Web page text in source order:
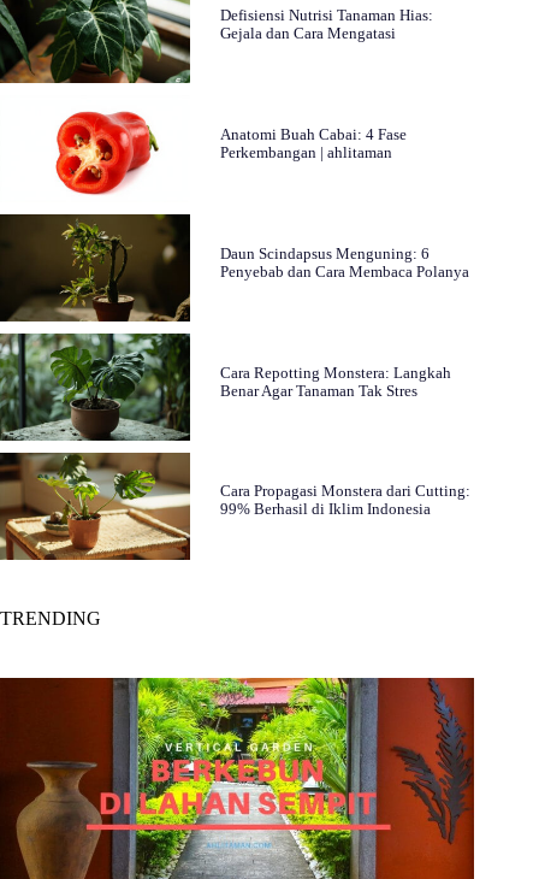
Defisiensi Nutrisi Tanaman Hias:
Gejala dan Cara Mengatasi
Anatomi Buah Cabai: 4 Fase
Perkembangan | ahlitaman
Daun Scindapsus Menguning: 6
Penyebab dan Cara Membaca Polanya
Cara Repotting Monstera: Langkah
Benar Agar Tanaman Tak Stres
Cara Propagasi Monstera dari Cutting:
99% Berhasil di Iklim Indonesia
TRENDING